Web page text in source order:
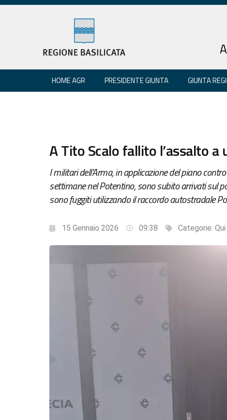
HOME AGR PRESIDENTE GIUNTA GIUNTA
A Tito Scalo fallito l’assalto a
I militari dell'Arma, in applicazione del piano
settimane nel Potentino, sono subito arrivati sul
sono fuggiti utilizzando il raccordo autostradale
15 Gennaio 2026 09:38 Categorie: